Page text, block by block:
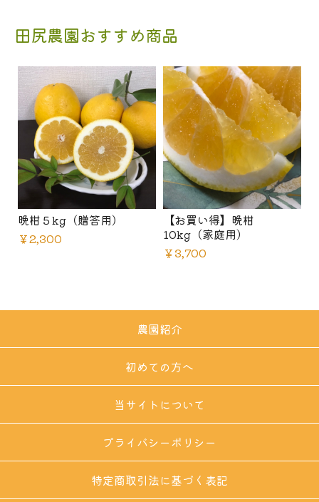
田尻農園おすすめ商品
晩柑５kg（贈答用）
￥2,300
【お買い得】晩柑
10kg（家庭用）
￥3,700
農園紹介
初めての方へ
当サイトについて
プライバシーポリシー
特定商取引法に基づく表記